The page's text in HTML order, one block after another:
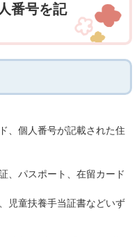
番号を記
、個人番号が記載された住
、パスポート、在留カード
児童扶養手当証書などいず